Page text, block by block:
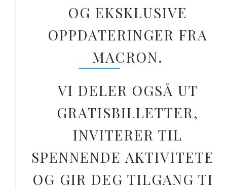
OG EKSKLUSIVE
OPPDATERINGER FRA
MACRON.
VI DELER OGSÅ UT
GRATISBILLETTER,
INVITERER TIL
SPENNENDE AKTIVITETER
OG GIR DEG TILGANG TIL